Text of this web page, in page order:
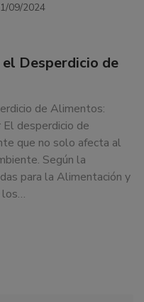
09/2024
Desperdicio de
de Alimentos:
desperdicio de
que no solo afecta al
Según la
para la Alimentación y
los…